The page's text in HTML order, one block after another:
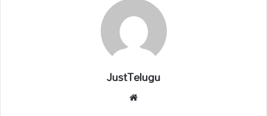
JustTelugu